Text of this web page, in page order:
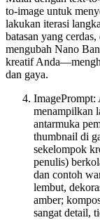
to-image untuk
lakukan iterasi
batasan yang
mengubah Nano
kreatif
dan gaya.
ImagePrompt:
menampilkan
antarmuka
thumbnail di
sekelompok
penulis)
dan contoh
lembut,
amber;
sangat detail,